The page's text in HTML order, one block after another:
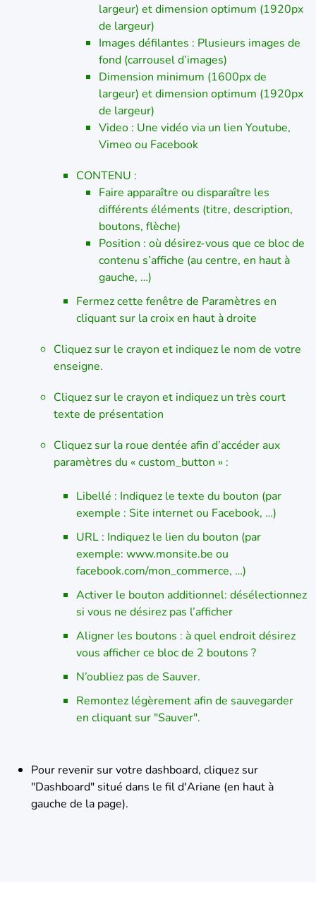
largeur) et dimension optimum (1920px
de largeur)
Images défilantes : Plusieurs images de
fond (carrousel d’images)
Dimension minimum (1600px de
largeur) et dimension optimum (1920px
de largeur)
Video : Une vidéo via un lien Youtube,
Vimeo ou Facebook
CONTENU :
Faire apparaître ou disparaître les
différents éléments (titre, description,
boutons, flèche)
Position : où désirez-vous que ce bloc de
contenu s’affiche (au centre, en haut à
gauche, …)
Fermez cette fenêtre de Paramètres en
cliquant sur la croix en haut à droite
Cliquez sur le crayon et indiquez le nom de votre
enseigne.
Cliquez sur le crayon et indiquez un très court
texte de présentation
Cliquez sur la roue dentée afin d’accéder aux
paramètres du « custom_button » :
Libellé : Indiquez le texte du bouton (par
exemple : Site internet ou Facebook, …)
URL : Indiquez le lien du bouton (par
exemple: www.monsite.be ou
facebook.com/mon_commerce, …)
Activer le bouton additionnel: désélectionnez
si vous ne désirez pas l’afficher
Aligner les boutons : à quel endroit désirez
vous afficher ce bloc de 2 boutons ?
N’oubliez pas de Sauver.
Remontez légèrement afin de sauvegarder
en cliquant sur "Sauver".
Pour revenir sur votre dashboard, cliquez sur
"Dashboard" situé dans le fil d'Ariane (en haut à
gauche de la page).